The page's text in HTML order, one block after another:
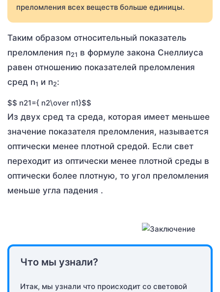
преломления всех веществ больше единицы.
Таким образом относительный показатель
преломления n21 в формуле закона Снеллиуса
равен отношению показателей преломления
сред n1 и n2:
$$ n21={ n2\over n1}$$
Из двух сред та среда, которая имеет меньшее
значение показателя преломления, называется
оптически менее плотной средой. Если свет
переходит из оптически менее плотной среды в
оптически более плотную, то угол преломления
меньше угла падения .
Что мы узнали?
Итак, мы узнали что происходит со световой